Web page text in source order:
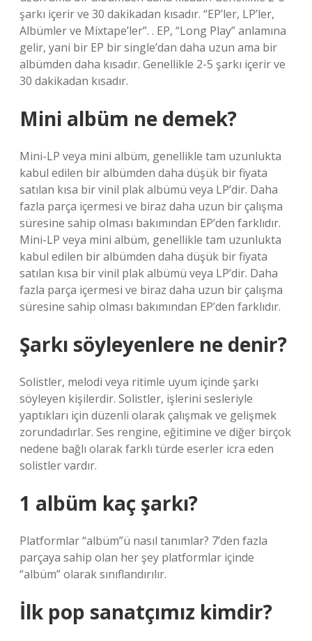
şarkı içerir ve 30 dakikadan kısadır. “EP’ler, LP’ler,
Albümler ve Mixtape’ler”. . EP, “Long Play” anlamına
gelir, yani bir EP bir single’dan daha uzun ama bir
albümden daha kısadır. Genellikle 2-5 şarkı içerir ve
30 dakikadan kısadır.
Mini albüm ne demek?
Mini-LP veya mini albüm, genellikle tam uzunlukta
kabul edilen bir albümden daha düşük bir fiyata
satılan kısa bir vinil plak albümü veya LP’dir. Daha
fazla parça içermesi ve biraz daha uzun bir çalışma
süresine sahip olması bakımından EP’den farklıdır.
Mini-LP veya mini albüm, genellikle tam uzunlukta
kabul edilen bir albümden daha düşük bir fiyata
satılan kısa bir vinil plak albümü veya LP’dir. Daha
fazla parça içermesi ve biraz daha uzun bir çalışma
süresine sahip olması bakımından EP’den farklıdır.
Şarkı söyleyenlere ne denir?
Solistler, melodi veya ritimle uyum içinde şarkı
söyleyen kişilerdir. Solistler, işlerini sesleriyle
yaptıkları için düzenli olarak çalışmak ve gelişmek
zorundadırlar. Ses rengine, eğitimine ve diğer birçok
nedene bağlı olarak farklı türde eserler icra eden
solistler vardır.
1 albüm kaç şarkı?
Platformlar “albüm”ü nasıl tanımlar? 7’den fazla
parçaya sahip olan her şey platformlar içinde
“albüm” olarak sınıflandırılır.
İlk pop sanatçımız kimdir?